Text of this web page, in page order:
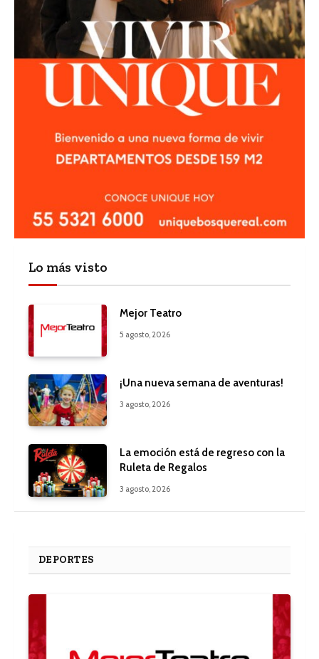
Lo más visto
Mejor Teatro
5 agosto, 2026
¡Una nueva semana de aventuras!
3 agosto, 2026
La emoción está de regreso con la
Ruleta de Regalos
3 agosto, 2026
DEPORTES